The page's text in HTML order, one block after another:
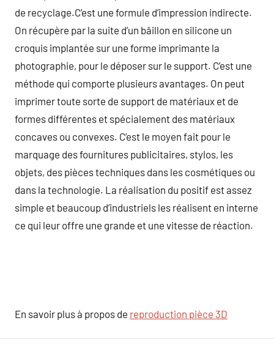
de recyclage.C’est une formule d’impression indirecte.
On récupère par la suite d’un bâillon en silicone un
croquis implantée sur une forme imprimante la
photographie, pour le déposer sur le support. C’est une
méthode qui comporte plusieurs avantages. On peut
imprimer toute sorte de support de matériaux et de
formes différentes et spécialement des matériaux
concaves ou convexes. C’est le moyen fait pour le
marquage des fournitures publicitaires, stylos, les
objets, des pièces techniques dans les cosmétiques ou
dans la technologie. La réalisation du positif est assez
simple et beaucoup d’industriels les réalisent en interne
ce qui leur offre une grande et une vitesse de réaction.
En savoir plus à propos de reproduction pièce 3D